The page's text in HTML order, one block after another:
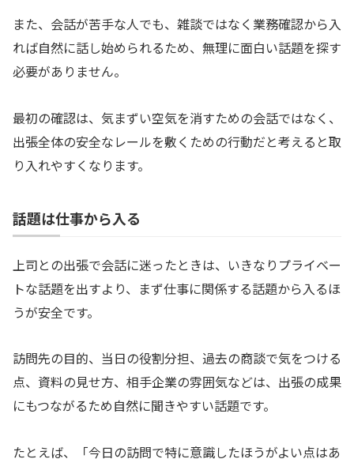
また、会話が苦手な人でも、雑談ではなく業務確認から入
れば自然に話し始められるため、無理に面白い話題を探す
必要がありません。
最初の確認は、気まずい空気を消すための会話ではなく、
出張全体の安全なレールを敷くための行動だと考えると取
り入れやすくなります。
話題は仕事から入る
上司との出張で会話に迷ったときは、いきなりプライベー
トな話題を出すより、まず仕事に関係する話題から入るほ
うが安全です。
訪問先の目的、当日の役割分担、過去の商談で気をつける
点、資料の見せ方、相手企業の雰囲気などは、出張の成果
にもつながるため自然に聞きやすい話題です。
たとえば、「今日の訪問で特に意識したほうがよい点はあ